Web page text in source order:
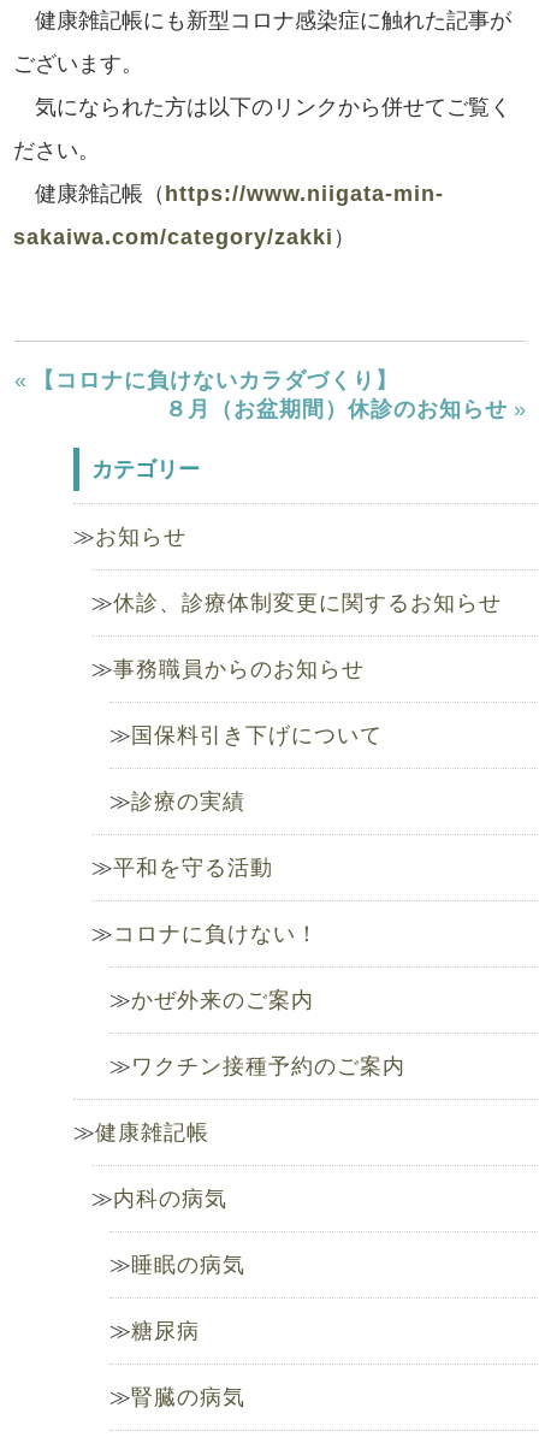
健康雑記帳にも新型コロナ感染症に触れた記事が
ございます。
気になられた方は以下のリンクから併せてご覧く
ださい。
健康雑記帳（ https://www.niigata-min-
sakaiwa.com/category/zakki ）
«
【コロナに負けないカラダづくり】
８月（お盆期間）休診のお知らせ »
カテゴリー
お知らせ
休診、診療体制変更に関するお知らせ
事務職員からのお知らせ
国保料引き下げについて
診療の実績
平和を守る活動
コロナに負けない！
かぜ外来のご案内
ワクチン接種予約のご案内
健康雑記帳
内科の病気
睡眠の病気
糖尿病
腎臓の病気